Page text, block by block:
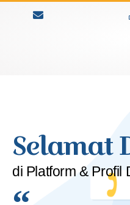
Selamat
di Platform & Profil